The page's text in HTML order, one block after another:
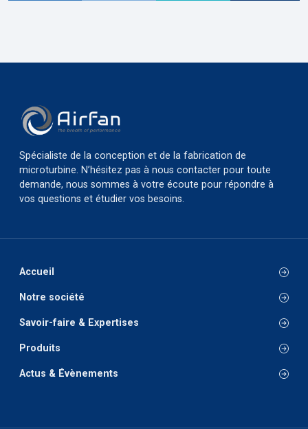
Spécialiste de la conception et de la fabrication de
microturbine. N’hésitez pas à nous contacter pour toute
demande, nous sommes à votre écoute pour répondre à
vos questions et étudier vos besoins.
Accueil
Notre société
Savoir-faire & Expertises
Produits
Actus & Évènements